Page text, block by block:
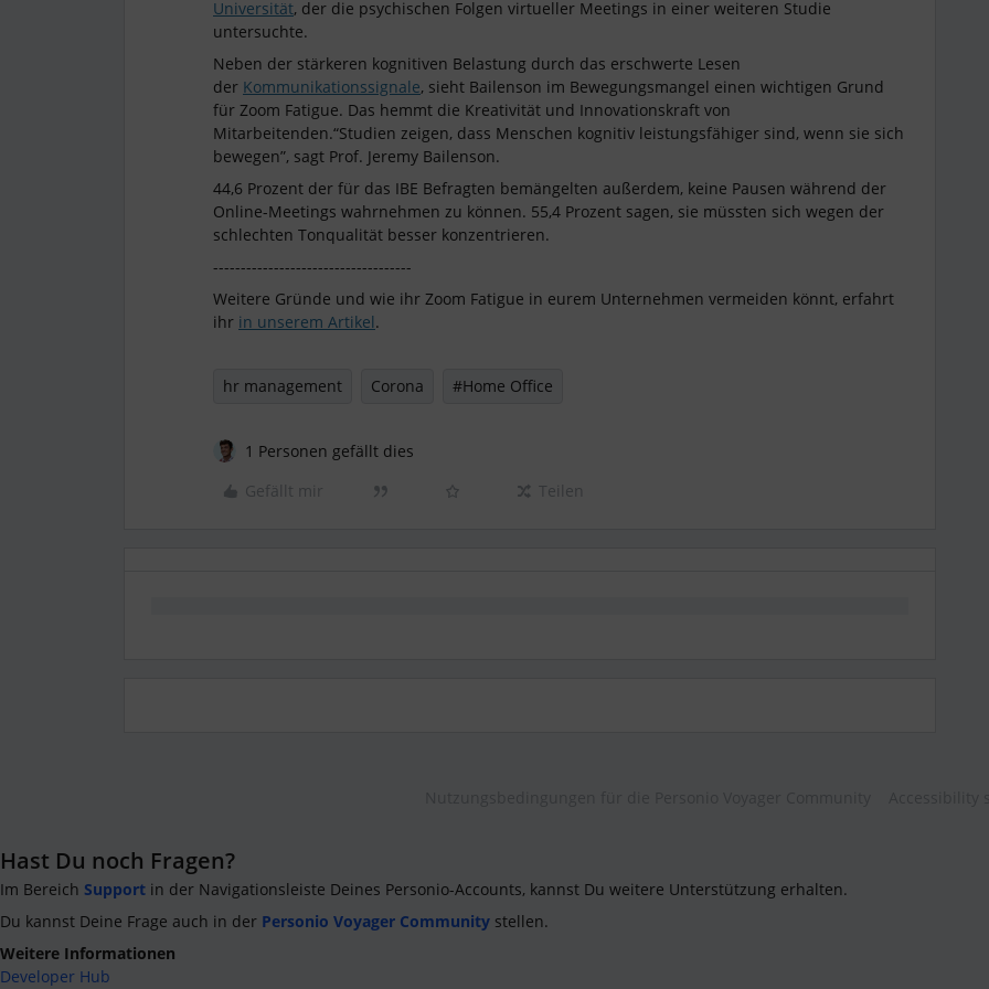
Universität, der die psychischen Folgen virtueller Meetings in einer weiteren Studie
untersuchte.
Neben der stärkeren kognitiven Belastung durch das erschwerte Lesen
der Kommunikationssignale, sieht Bailenson im Bewegungsmangel einen wichtigen Grund
für Zoom Fatigue. Das hemmt die Kreativität und Innovationskraft von
Mitarbeitenden.“Studien zeigen, dass Menschen kognitiv leistungsfähiger sind, wenn sie sich
bewegen”, sagt Prof. Jeremy Bailenson.
44,6 Prozent der für das IBE Befragten bemängelten außerdem, keine Pausen während der
Online-Meetings wahrnehmen zu können. 55,4 Prozent sagen, sie müssten sich wegen der
schlechten Tonqualität besser konzentrieren.
------------------------------------
Weitere Gründe und wie ihr Zoom Fatigue in eurem Unternehmen vermeiden könnt, erfahrt
ihr in unserem Artikel.
hr management Corona #Home Office
1 Personen gefällt dies
Gefällt mir
Teilen
Hast Du noch Fragen?
Im Bereich Support in der Navigationsleiste Deines Personio-Accounts, kannst Du weitere Unterstützung erhalten.
Du kannst Deine Frage auch in der Personio Voyager Community stellen.
Weitere Informationen
Developer Hub